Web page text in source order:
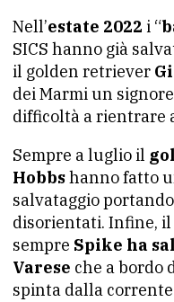
Nell’estate 2022 i “
SICS hanno già
il golden retriever
dei Marmi un
difficoltà a rientrare
Sempre a luglio il
Hobbshanno fatto
salvataggio
disorientati. Infine, il
sempre Spike ha
Varese che a bordo
spinta dalla